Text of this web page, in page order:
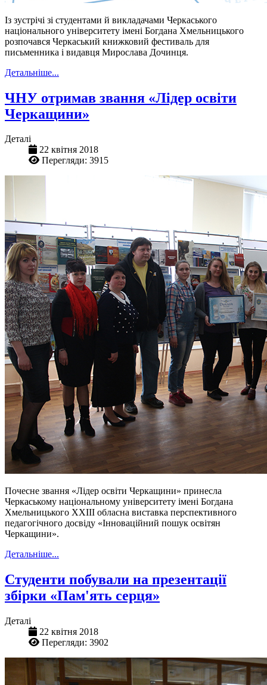
Із зустрічі зі студентами й викладачами Черкаського
національного університету імені Богдана Хмельницького
розпочався Черкаський книжковий фестиваль для
письменника і видавця Мирослава Дочинця.
Детальніше...
ЧНУ отримав звання «Лідер освіти
Черкащини»
Деталі
22 квітня 2018
Перегляди: 3915
Почесне звання «Лідер освіти Черкащини» принесла
Черкаському національному університету імені Богдана
Хмельницького XХІІІ обласна виставка перспективного
педагогічного досвіду «Інноваційний пошук освітян
Черкащини».
Детальніше...
Студенти побували на презентації
збірки «Пам'ять серця»
Деталі
22 квітня 2018
Перегляди: 3902